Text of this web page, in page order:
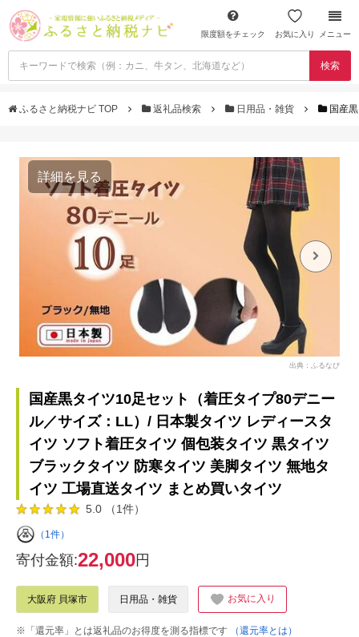
限度額をチェック お気に入り メニュー
検索
ふるさと納税ナビ TOP 返礼品検索 日用品・雑貨 国産
詳細を見る
出典：ふるなび
国産黒タイツ10足セット（着圧タイプ80デニー
ル／サイズ：LL）/ 日本製タイツ レディースタ
イツ ソフト着圧タイツ 個包装タイツ 黒タイツ
ブラックタイツ 防寒タイツ 美脚タイツ 無地タ
イツ 工場直送タイツ まとめ買いタイツ
5.0 （1件）
（1件）
寄付金額:22,000円
大阪府 貝塚市 日用品・雑貨 お気に入り
※「還元率」とは返礼品のお得度を測る指標です
（還元率とは）